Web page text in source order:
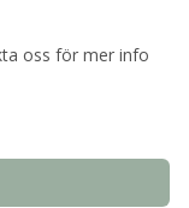
oss för mer info